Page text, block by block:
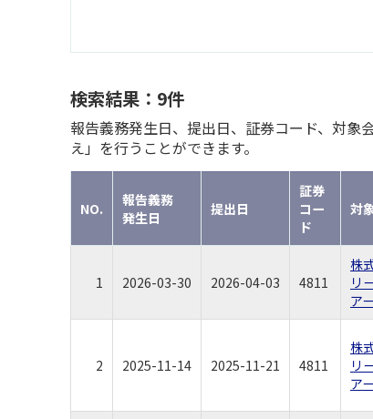
検索結果：9件
報告義務発生日、提出日、証券コード、対
え」を行うことができます。
NO.
報告義務
発生日
提出日
証券
コー
ド
対
1 2026-03-30 2026-04-03 4811
株
リ
ア
2 2025-11-14 2025-11-21 4811
株
リ
ア